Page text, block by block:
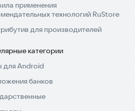
применения
технологий RuStore
для производителей
категории
для Android
банков